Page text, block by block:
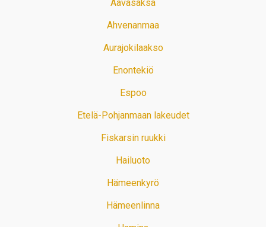
Aavasaksa
Ahvenanmaa
Aurajokilaakso
Enontekiö
Espoo
Etelä-Pohjanmaan lakeudet
Fiskarsin ruukki
Hailuoto
Hämeenkyrö
Hämeenlinna